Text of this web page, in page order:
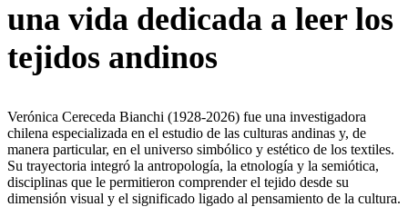
una vida dedicada a leer los
tejidos andinos
Verónica Cereceda Bianchi (1928-2026) fue una investigadora
chilena especializada en el estudio de las culturas andinas y, de
manera particular, en el universo simbólico y estético de los textiles.
Su trayectoria integró la antropología, la etnología y la semiótica,
disciplinas que le permitieron comprender el tejido desde su
dimensión visual y el significado ligado al pensamiento de la cultura.